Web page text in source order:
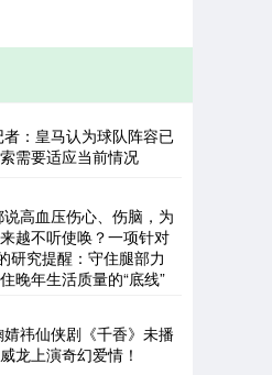
：皇马认为球队阵容已
需要适应当前情况
高血压伤心、伤脑，为
越不听使唤？一项针对
研究提醒：守住腿部力
晚年生活质量的“底线”
祎仙侠剧《千香》未播
龙上演奇幻爱情！